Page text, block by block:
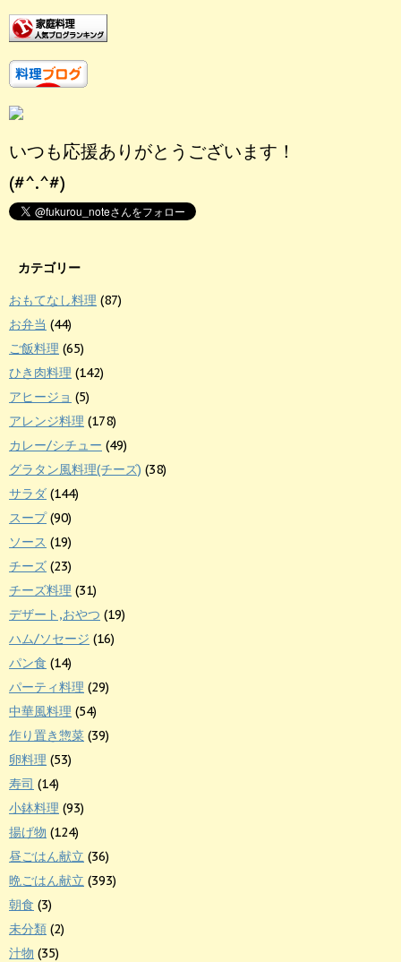
いつも応援ありがとうございます！
(#^.^#)
カテゴリー
おもてなし料理 (87)
お弁当 (44)
ご飯料理 (65)
ひき肉料理 (142)
アヒージョ (5)
アレンジ料理 (178)
カレー/シチュー (49)
グラタン風料理(チーズ) (38)
サラダ (144)
スープ(90)
ソース (19)
チーズ (23)
チーズ料理 (31)
デザート,おやつ (19)
ハム/ソセージ (16)
パン食 (14)
パーティ料理 (29)
中華風料理 (54)
作り置き惣菜 (39)
卵料理 (53)
寿司 (14)
小鉢料理 (93)
揚げ物 (124)
昼ごはん献立 (36)
晩ごはん献立 (393)
朝食 (3)
未分類 (2)
汁物 (35)